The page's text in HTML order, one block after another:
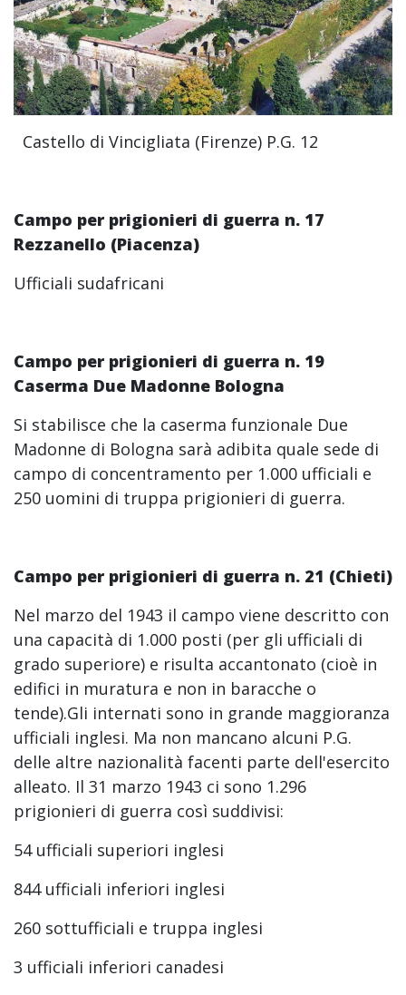
Castello di Vincigliata (Firenze) P.G. 12
Campo per prigionieri di guerra n. 17
Rezzanello (Piacenza)
Ufficiali sudafricani
Campo per prigionieri di guerra n. 19
Caserma Due Madonne Bologna
Si stabilisce che la caserma funzionale Due
Madonne di Bologna sarà adibita quale sede di
campo di concentramento per 1.000 ufficiali e
250 uomini di truppa prigionieri di guerra.
Campo per prigionieri di guerra n. 21 (Chieti)
Nel marzo del 1943 il campo viene descritto con
una capacità di 1.000 posti (per gli ufficiali di
grado superiore) e risulta accantonato (cioè in
edifici in muratura e non in baracche o
tende).Gli internati sono in grande maggioranza
ufficiali inglesi. Ma non mancano alcuni P.G.
delle altre nazionalità facenti parte dell'esercito
alleato. Il 31 marzo 1943 ci sono 1.296
prigionieri di guerra così suddivisi:
54 ufficiali superiori inglesi
844 ufficiali inferiori inglesi
260 sottufficiali e truppa inglesi
3 ufficiali inferiori canadesi